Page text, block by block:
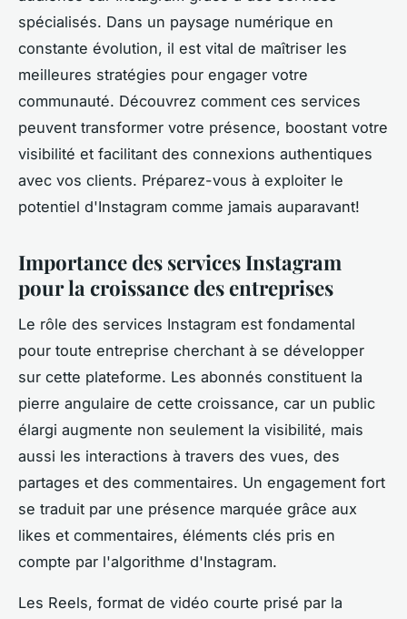
spécialisés. Dans un paysage numérique en
constante évolution, il est vital de maîtriser les
meilleures stratégies pour engager votre
communauté. Découvrez comment ces services
peuvent transformer votre présence, boostant votre
visibilité et facilitant des connexions authentiques
avec vos clients. Préparez-vous à exploiter le
potentiel d'Instagram comme jamais auparavant!
Importance des services Instagram
pour la croissance des entreprises
Le rôle des services Instagram est fondamental
pour toute entreprise cherchant à se développer
sur cette plateforme. Les abonnés constituent la
pierre angulaire de cette croissance, car un public
élargi augmente non seulement la visibilité, mais
aussi les interactions à travers des vues, des
partages et des commentaires. Un engagement fort
se traduit par une présence marquée grâce aux
likes et commentaires, éléments clés pris en
compte par l'algorithme d'Instagram.
Les Reels, format de vidéo courte prisé par la